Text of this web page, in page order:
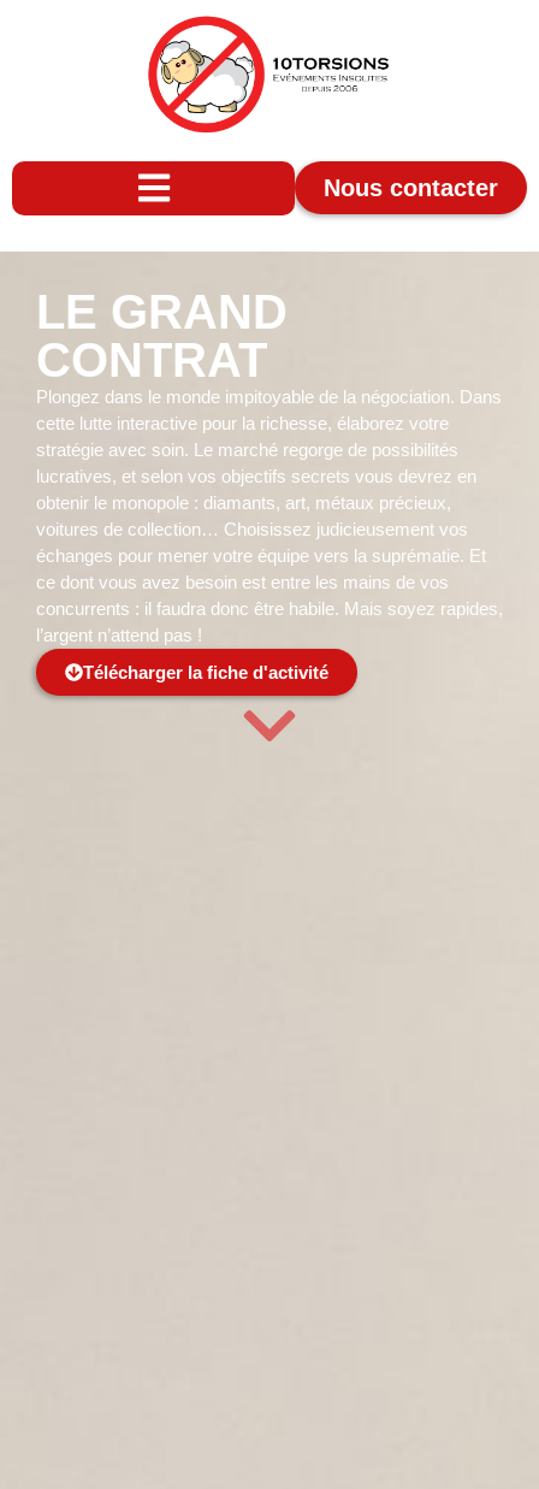
Nous contacter
LE GRAND
CONTRAT
Plongez dans le monde impitoyable de la négociation. Dans
cette lutte interactive pour la richesse, élaborez votre
stratégie avec soin. Le marché regorge de possibilités
lucratives, et selon vos objectifs secrets vous devrez en
obtenir le monopole : diamants, art, métaux précieux,
voitures de collection… Choisissez judicieusement vos
échanges pour mener votre équipe vers la suprématie. Et
ce dont vous avez besoin est entre les mains de vos
concurrents : il faudra donc être habile. Mais soyez rapides,
l’argent n’attend pas !
Télécharger la fiche d'activité